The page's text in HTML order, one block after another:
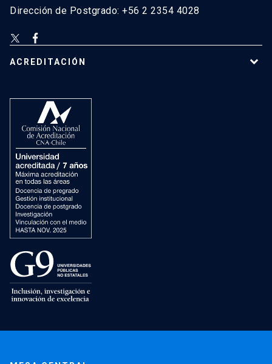
Dirección de Postgrado: +56 2 2354 4028
ACREDITACIÓN